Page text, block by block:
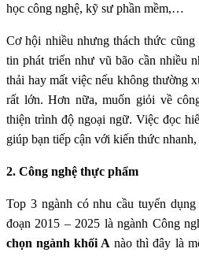
học công nghệ, kỹ sư phần mềm,…
Cơ hội nhiều nhưng thách thức
tin phát triển như vũ bão cần nhiều
thải hay mất việc nếu không thường
rất lớn. Hơn nữa, muốn giỏi về
thiện trình độ ngoại ngữ. Việc đọc
giúp bạn tiếp cận với kiến thức nhanh,
2. Công nghệ thực phẩm
Top 3 ngành có nhu cầu tuyển
đoạn 2015 – 2025 là ngành Công
chọn ngành khối A nào thì đây là